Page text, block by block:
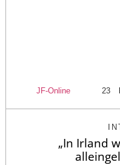
JF-Online 23
„In Irland